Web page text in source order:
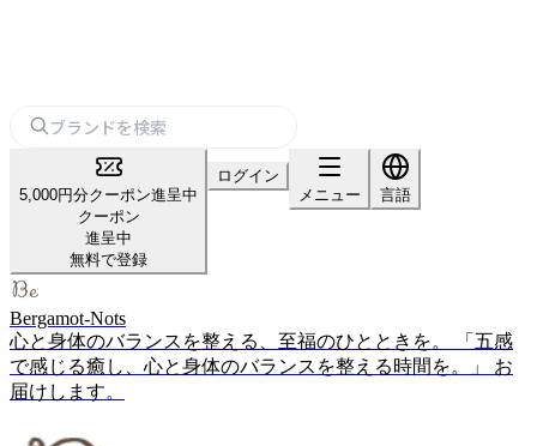
5,000円分クーポン進呈中
クーポン
進呈中
無料で登録
ログイン
メニュー
言語
Bergamot-Nots
心と身体のバランスを整える、至福のひとときを。 「五感
で感じる癒し、心と身体のバランスを整える時間を。」 お
届けします。